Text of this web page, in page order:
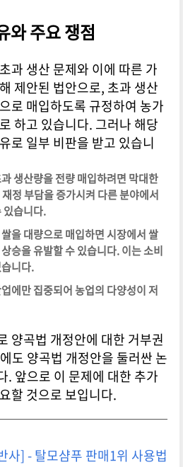
와 주요 쟁점
과 생산 문제와 이에 따른 가
제안된 법안으로, 초과 생산
로 매입하도록 규정하여 농가
하고 있습니다. 그러나 해당
로 일부 비판을 받고 있습니
생산량을 전량 매입하려면 막대한
정 부담을 증가시켜 다른 분야에서
있습니다.
을 대량으로 매입하면 시장에서 쌀
승을 유발할 수 있습니다. 이는 소비
니다.
에만 집중되어 농업의 다양성이 저
양곡법 개정안에 대한 거부권
도 양곡법 개정안을 둘러싼 논
. 앞으로 이 문제에 대한 추가
할 것으로 보입니다.
] - 탈모샴푸 판매1위 사용법